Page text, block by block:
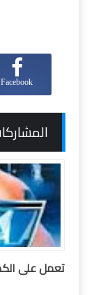
Facebook